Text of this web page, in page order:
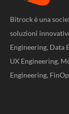
Bitrock è una
soluzioni
Engineering, Data
UX Engineering,
Engineering,